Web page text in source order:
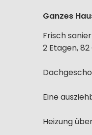
Ganzes
Frisch
2 Etagen,
Eine
Heizung